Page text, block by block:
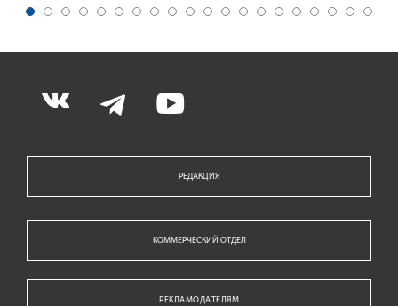
РЕДАКЦИЯ
КОММЕРЧЕСКИЙ ОТДЕЛ
РЕКЛАМОДАТЕЛЯМ